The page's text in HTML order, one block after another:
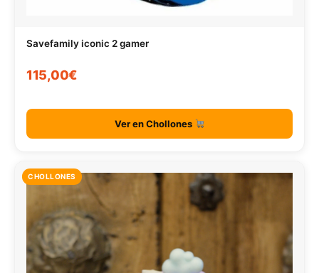
Savefamily iconic 2 gamer
115,00€
Ver en Chollones
CHOLLONES